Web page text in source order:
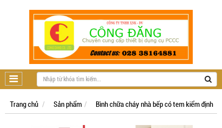
Trang chủ Sản phẩm Bình chữa cháy nhà bếp có tem kiểm định